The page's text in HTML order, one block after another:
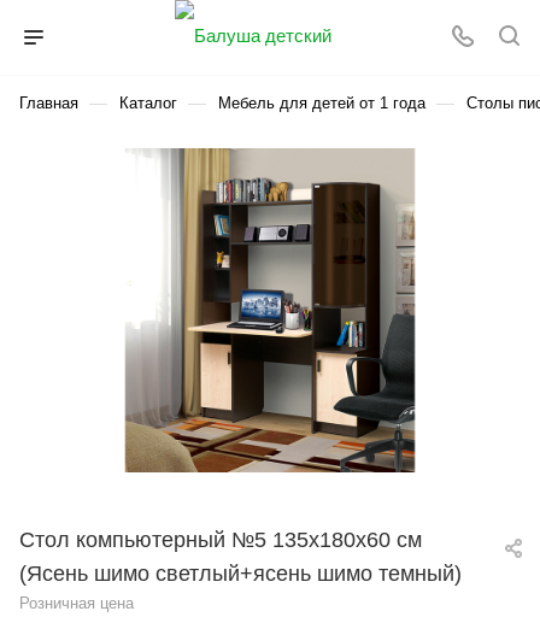
Главная — Каталог — Мебель для детей от 1 года — Столы
Стол компьютерный №5 135х180х60 см
(Ясень шимо светлый+ясень шимо темный)
Розничная цена